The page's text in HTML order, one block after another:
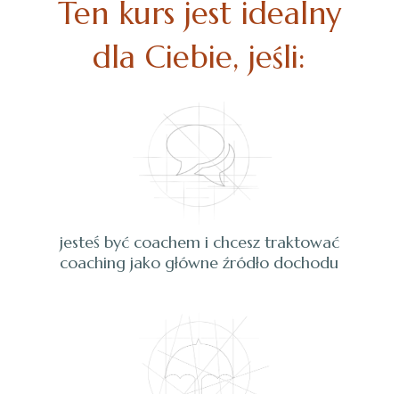
Ten kurs jest idealny
dla Ciebie, jeśli:
jesteś być coachem i chcesz traktować
coaching jako główne źródło dochodu